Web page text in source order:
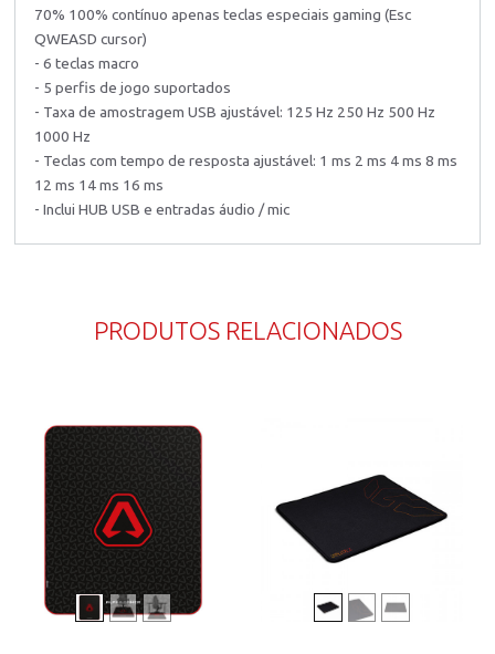
70% 100% contínuo apenas teclas especiais gaming (Esc
QWEASD cursor)
- 6 teclas macro
- 5 perfis de jogo suportados
- Taxa de amostragem USB ajustável: 125 Hz 250 Hz 500 Hz
1000 Hz
- Teclas com tempo de resposta ajustável: 1 ms 2 ms 4 ms 8 ms
12 ms 14 ms 16 ms
- Inclui HUB USB e entradas áudio / mic
PRODUTOS RELACIONADOS